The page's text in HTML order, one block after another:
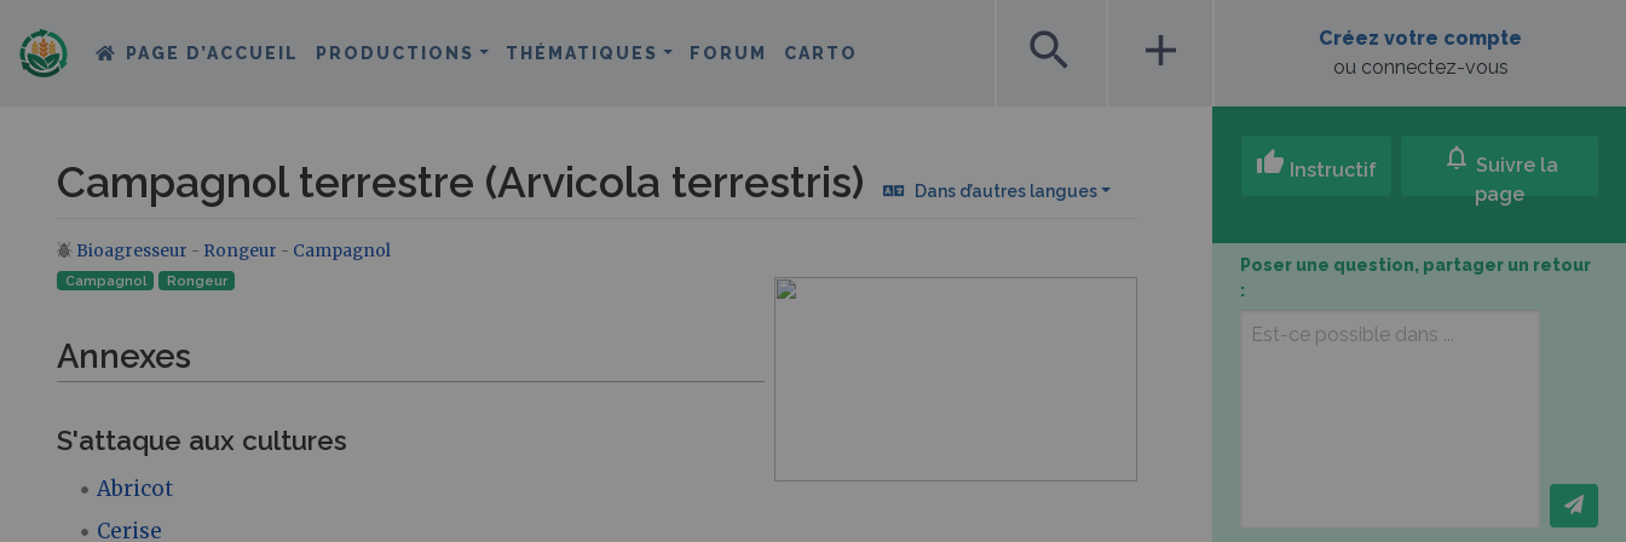
PAGE D’ACCUEIL PRODUCTIONS THÉMATIQUES FORUM CARTO search add
Créez votre compte
ou connectez-vous
Campagnol terrestre (Arvicola terrestris) Dans d’autres langues
Aller à :navigation,rechercher
Bioagresseur - Rongeur - Campagnol
Campagnol Rongeur‎
Annexes
S'attaque aux cultures
Abricot
Cerise
thumb_up Instructif notifications Suivre la
page
Poser une question, partager un retour
: